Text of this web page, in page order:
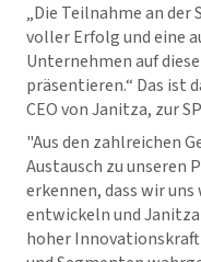
„Die Teilnahme an der
voller Erfolg und eine
Unternehmen auf
präsentieren.“ Das ist
CEO von Janitza, zur
"Aus den zahlreichen
Austausch zu unseren
erkennen, dass wir
entwickeln und
hoher